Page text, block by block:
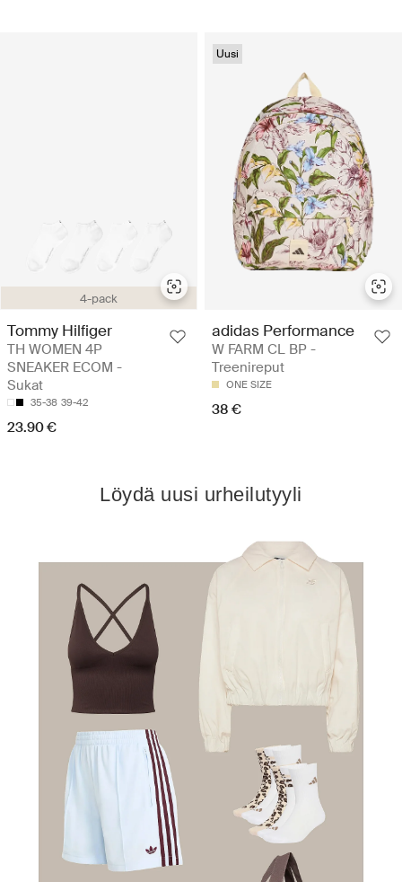
4-pack
Tommy Hilfiger
TH WOMEN 4P
SNEAKER ECOM -
Sukat
35-38 39-42
23.90 €
Uusi
adidas Performance
W FARM CL BP -
Treenireput
ONE SIZE
38 €
Löydä uusi urheilutyyli